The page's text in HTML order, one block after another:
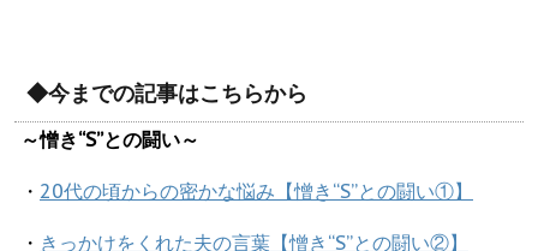
◆今までの記事はこちらから
～憎き“S”との闘い～
・ 20代の頃からの密かな悩み【憎き“S”との闘い①】
・ きっかけをくれた夫の言葉【憎き“S”との闘い②】